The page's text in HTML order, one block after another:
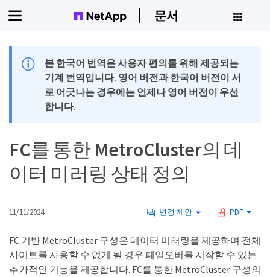
문서
본 한국어 번역은 사용자 편의를 위해 제공되는
기계 번역입니다. 영어 버전과 한국어 버전이 서
로 어긋나는 경우에는 언제나 영어 버전이 우선
합니다.
FC를 통한 MetroCluster의 데
이터 미러링 상태 정의
11/11/2024 변경 제안 PDF
FC 기반 MetroCluster 구성은 데이터 미러링을 제공하며 전체
사이트를 사용할 수 없게 될 경우 페일오버를 시작할 수 있는
추가적인 기능을 제공합니다. FC를 통한 MetroCluster 구성의